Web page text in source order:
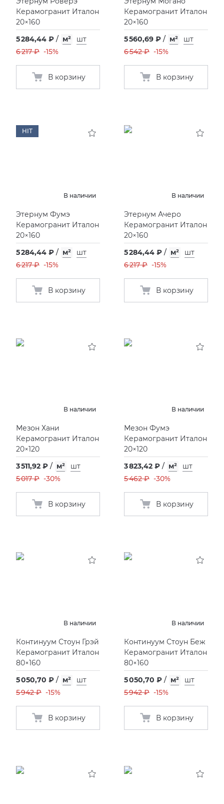
Керамогранит Италон
20×160
5 284,44 ₽ / м²
шт
6 217 ₽ -15%
В корзину
Керамогранит Италон
20×160
5 560,69 ₽ / м²
шт
6 542 ₽ -15%
В корзину
HIT
В наличии
Этернум Фумэ
Керамогранит Италон
20×160
5 284,44 ₽ / м²
шт
6 217 ₽ -15%
В корзину
В наличии
Этернум Ачеро
Керамогранит Италон
20×160
5 284,44 ₽ / м²
шт
6 217 ₽ -15%
В корзину
В наличии
Мезон Хани
Керамогранит Италон
20×120
3 511,92 ₽ / м²
шт
5 017 ₽ -30%
В корзину
В наличии
Мезон Фумэ
Керамогранит Италон
20×120
3 823,42 ₽ / м²
шт
5 462 ₽ -30%
В корзину
В наличии
Континуум Стоун Грэй
Керамогранит Италон
80×160
5 050,70 ₽ / м²
шт
5 942 ₽ -15%
В корзину
В наличии
Континуум Стоун Беж
Керамогранит Италон
80×160
5 050,70 ₽ / м²
шт
5 942 ₽ -15%
В корзину